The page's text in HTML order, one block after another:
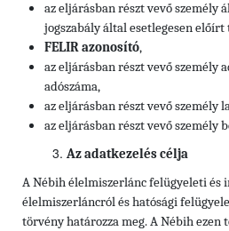
az eljárásban részt vevő személy
jogszabály által esetlegesen
FELIR azonosító,
az eljárásban részt vevő személy
adószáma,
az eljárásban részt vevő személy
az eljárásban részt vevő személy
Az adatkezelés célja
A Nébih élelmiszerlánc felügyeleti és
élelmiszerláncról és hatósági
törvény határozza meg. A Nébih